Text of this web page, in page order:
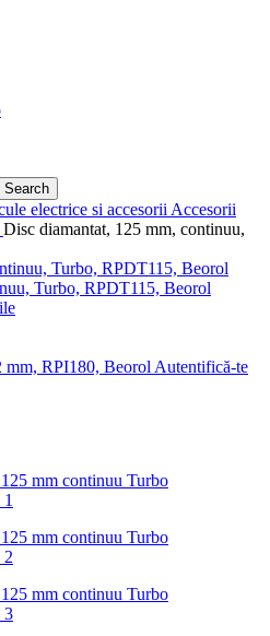
Search
electrice si accesorii Accesorii
Disc diamantat, 125 mm, continuu,
Turbo, RPDT115, Beorol
mm, RPI180, Beorol Autentifică-te